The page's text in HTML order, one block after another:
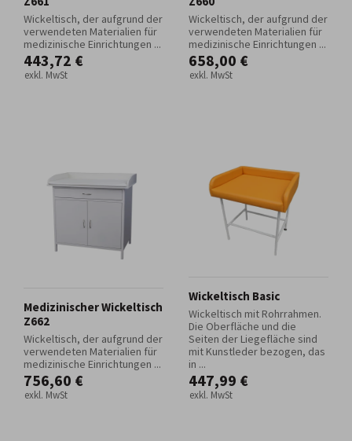
Wickeltisch, der aufgrund der
verwendeten Materialien für
medizinische Einrichtungen ...
443,72 €
exkl. MwSt
Wickeltisch, der aufgrund der
verwendeten Materialien für
medizinische Einrichtungen ...
658,00 €
exkl. MwSt
Medizinischer Wickeltisch
Z662
Wickeltisch, der aufgrund der
verwendeten Materialien für
medizinische Einrichtungen ...
756,60 €
exkl. MwSt
Wickeltisch Basic
Wickeltisch mit Rohrrahmen.
Die Oberfläche und die
Seiten der Liegefläche sind
mit Kunstleder bezogen, das
in ...
447,99 €
exkl. MwSt